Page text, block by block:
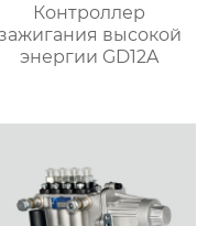
Контроллер
высокой
энергии GD12A